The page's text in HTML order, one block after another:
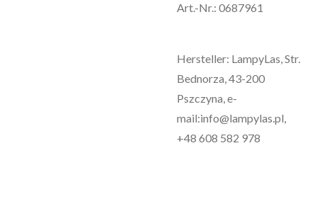
Art.-Nr.: 0687961
Hersteller: LampyLas, Str.
Bednorza, 43-200
Pszczyna, e-
mail:info@lampylas.pl,
+48 608 582 978